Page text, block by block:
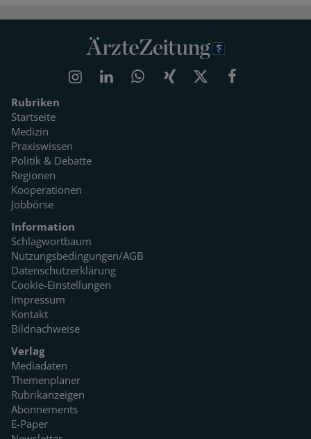
Rubriken
Startseite
Medizin
Praxiswissen
Politik & Debatte
Regionen
Kooperationen
Jobbörse
Information
Schlagwortbaum
Nutzungsbedingungen/AGB
Datenschutzerklärung
Cookie-Einstellungen
Impressum
Kontakt
Bildnachweise
Verlag
Mediadaten
Themenplaner
Rubrikanzeigen
Abonnements
E-Paper